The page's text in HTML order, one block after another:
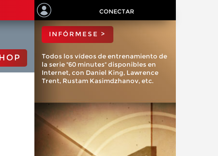
CONECTAR
ChessBase?
INFÓRMESE >
Todos los vídeos de entrenamiento de
la serie "60 minutes" disponibles en
Internet, con Daniel King, Lawrence
Trent, Rustam Kasimdzhanov, etc.